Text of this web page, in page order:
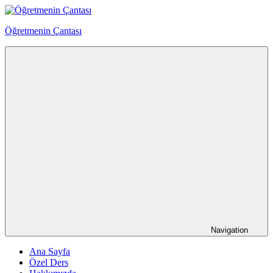
Skip
content
Öğretmenin Çantası
Navigation
Ana Sayfa
Özel Ders